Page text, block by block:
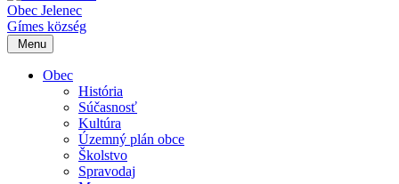
Obec Jelenec
Gímes község
Menu
Obec
História
Súčasnosť
Kultúra
Územný plán obce
Školstvo
Spravodaj